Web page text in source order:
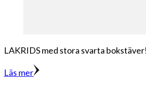
LAKRIDS med stora svarta
Läs mer